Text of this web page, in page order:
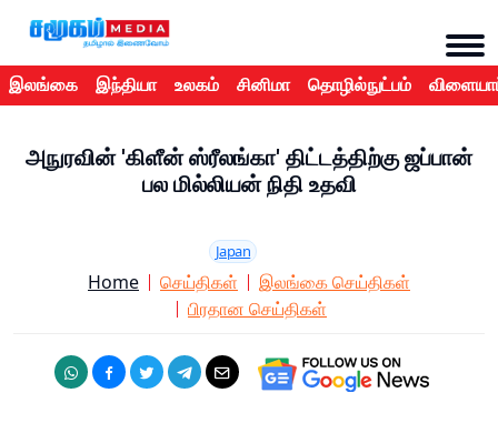
இலங்கை இந்தியா உலகம் சினிமா தொழில்நுட்பம்
அநுரவின் 'கிளீன் ஸ்ரீலங்கா' திட்டத்திற்கு ஜப்பான்
பல மில்லியன் நிதி உதவி
Japan
Home செய்திகள்
இலங்கை செய்திகள்
பிரதான செய்திகள்